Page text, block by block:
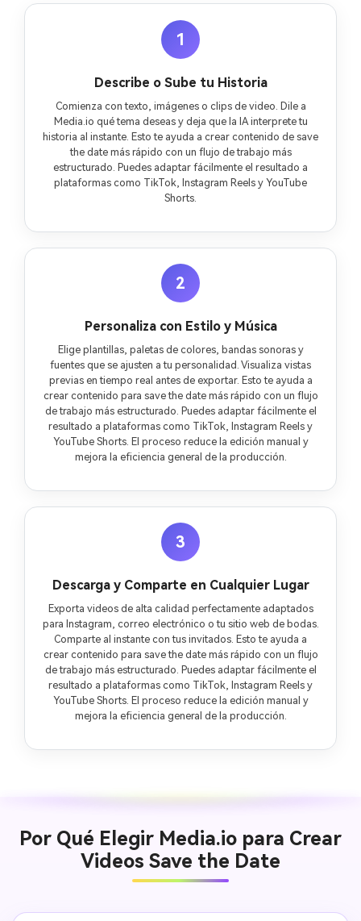
1
Describe o Sube tu Historia
Comienza con texto, imágenes o clips de video. Dile a
Media.io qué tema deseas y deja que la IA interprete tu
historia al instante. Esto te ayuda a crear contenido de save
the date más rápido con un flujo de trabajo más
estructurado. Puedes adaptar fácilmente el resultado a
plataformas como TikTok, Instagram Reels y YouTube
Shorts.
2
Personaliza con Estilo y Música
Elige plantillas, paletas de colores, bandas sonoras y
fuentes que se ajusten a tu personalidad. Visualiza vistas
previas en tiempo real antes de exportar. Esto te ayuda a
crear contenido para save the date más rápido con un flujo
de trabajo más estructurado. Puedes adaptar fácilmente el
resultado a plataformas como TikTok, Instagram Reels y
YouTube Shorts. El proceso reduce la edición manual y
mejora la eficiencia general de la producción.
3
Descarga y Comparte en Cualquier Lugar
Exporta videos de alta calidad perfectamente adaptados
para Instagram, correo electrónico o tu sitio web de bodas.
Comparte al instante con tus invitados. Esto te ayuda a
crear contenido para save the date más rápido con un flujo
de trabajo más estructurado. Puedes adaptar fácilmente el
resultado a plataformas como TikTok, Instagram Reels y
YouTube Shorts. El proceso reduce la edición manual y
mejora la eficiencia general de la producción.
Por Qué Elegir Media.io para Crear
Videos Save the Date